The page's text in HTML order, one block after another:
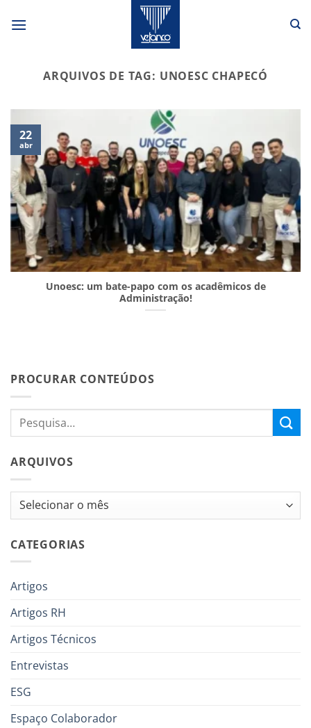
ARQUIVOS DE TAG: UNOESC CHAPECÓ
Unoesc: um bate-papo com os acadêmicos de
Administração!
22
abr
PROCURAR CONTEÚDOS
ARQUIVOS
Arquivos
CATEGORIAS
Artigos
Artigos RH
Artigos Técnicos
Entrevistas
ESG
Espaço Colaborador